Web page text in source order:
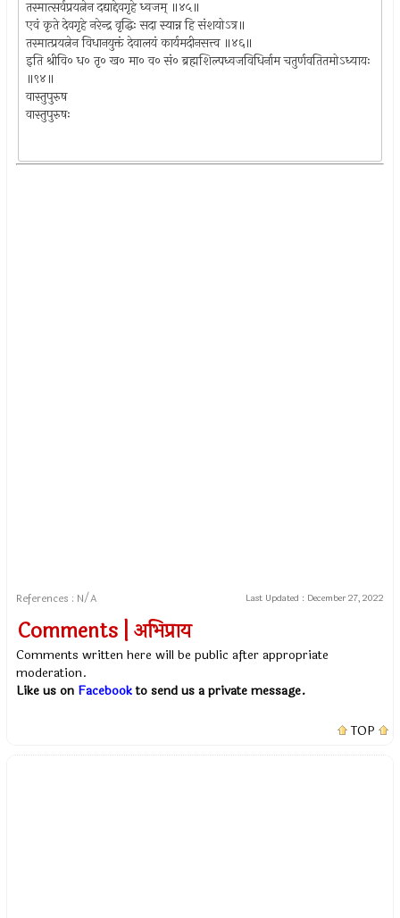
तस्मात्सर्वप्रयत्नेन दद्याद्देवगृहे ध्वजम् ॥४५॥
एवं कृते देवगृहे नरेन्द्र वृद्धिः सदा स्यान्न हि संशयोऽत्र॥
तस्मात्प्रयत्नेन विधानयुक्तं देवालयं कार्यमदीनसत्त्व ॥४६॥
इति श्रीवि० ध० तृ० ख० मा० व० सं० ब्रह्मशिल्पध्वजविधिर्नाम चतुर्णवतितमोऽध्यायः
॥९४॥
वास्तुपुरुष
वास्तुपुरुषः
References : N/A Last Updated : December 27, 2022
Comments | अभिप्राय
Comments written here will be public after appropriate
moderation.
Like us on Facebookto send us a private message.
TOP